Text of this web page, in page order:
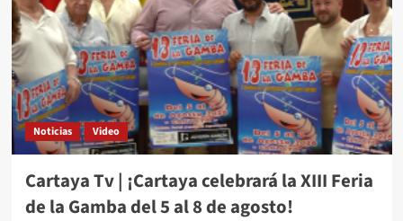
Noticias Video
Cartaya Tv | ¡Cartaya celebrará la XIII Feria
de la Gamba del 5 al 8 de agosto!